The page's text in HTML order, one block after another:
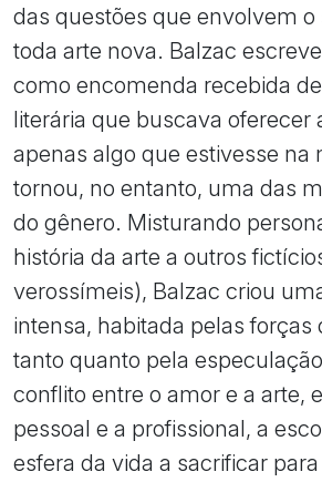
das questões que envolvem
toda arte nova. Balzac
como encomenda recebida
literária que buscava oferecer
apenas algo que estivesse na
tornou, no entanto, uma das
do gênero. Misturando
história da arte a outros
verossímeis), Balzac criou
intensa, habitada pelas forças
tanto quanto pela
conflito entre o amor e a arte,
pessoal e a profissional, a
esfera da vida a sacrificar